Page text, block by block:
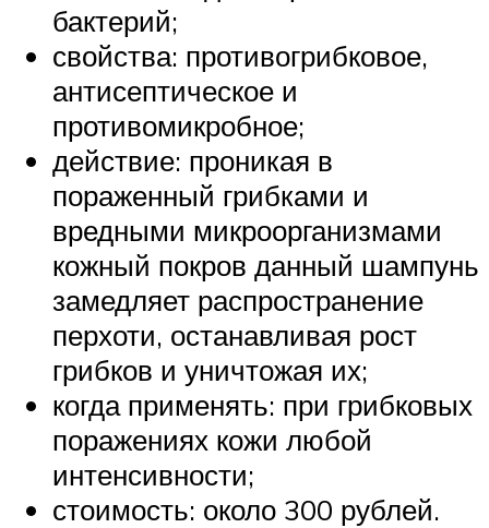
бактерий;
свойства: противогрибковое,
антисептическое и
противомикробное;
действие: проникая в
пораженный грибками и
вредными микроорганизмами
кожный покров данный шампунь
замедляет распространение
перхоти, останавливая рост
грибков и уничтожая их;
когда применять: при грибковых
поражениях кожи любой
интенсивности;
стоимость: около 300 рублей.